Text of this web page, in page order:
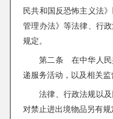
民共和国反恐怖主义法
管理办法》等法律、行
规定。
第二条 在中华人民
递服务活动，以及相关监
法律、行政法规以
对禁止进出境物品另有规